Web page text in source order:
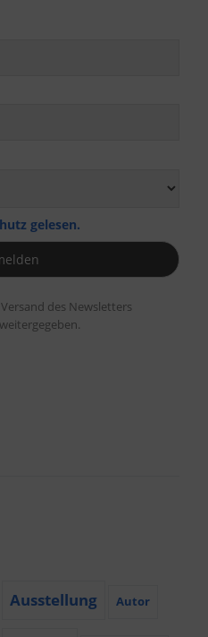
gelesen.
des Newsletters
Ausstellung Autor